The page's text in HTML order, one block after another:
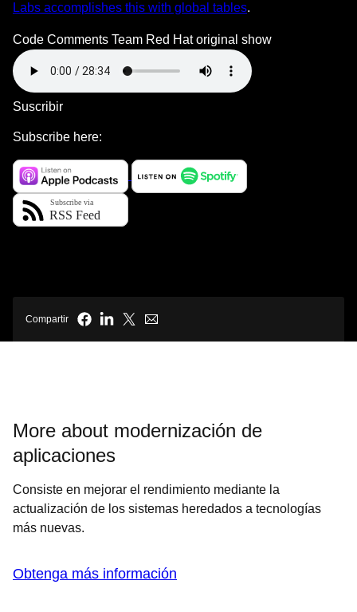
Labs accomplishes this with global tables.
Code Comments Team Red Hat original show
Suscribir
Subscribe here:
Compartir
More about modernización de
aplicaciones
Consiste en mejorar el rendimiento mediante la
actualización de los sistemas heredados a tecnologías
más nuevas.
Obtenga más información